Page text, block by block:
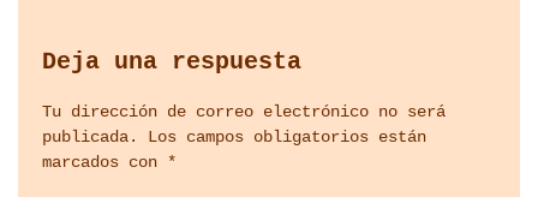
Deja una respuesta
Tu dirección de correo electrónico no será
publicada.
Los campos obligatorios están
marcados con *